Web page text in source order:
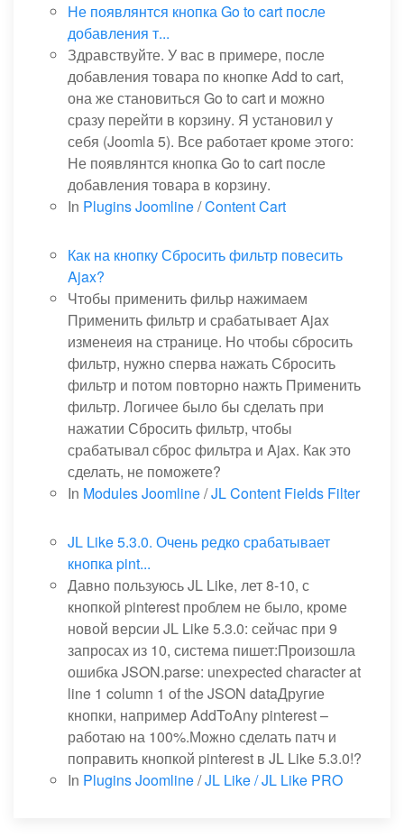
Не появлянтся кнопка Go to cart после
добавления т...
Здравствуйте. У вас в примере, после
добавления товара по кнопке Add to cart,
она же становиться Go to cart и можно
сразу перейти в корзину. Я установил у
себя (Joomla 5). Все работает кроме этого:
Не появлянтся кнопка Go to cart после
добавления товара в корзину.
In Plugins Joomline/Content Cart
Как на кнопку Сбросить фильтр повесить
Ajax?
Чтобы применить фильр нажимаем
Применить фильтр и срабатывает Ajax
изменеия на странице. Но чтобы сбросить
фильтр, нужно сперва нажать Сбросить
фильтр и потом повторно нажть Применить
фильтр. Логичее было бы сделать при
нажатии Сбросить фильтр, чтобы
срабатывал сброс фильтра и Ajax. Как это
сделать, не поможете?
In Modules Joomline/JL Content Fields Filter
JL Like 5.3.0. Очень редко срабатывает
кнопка pint...
Давно пользуюсь JL Like, лет 8-10, с
кнопкой pinterest проблем не было, кроме
новой версии JL Like 5.3.0: сейчас при 9
запросах из 10, система пишет:Произошла
ошибка JSON.parse: unexpected character at
line 1 column 1 of the JSON dataДругие
кнопки, например AddToAny pinterest –
работаю на 100%.Можно сделать патч и
поправить кнопкой pinterest в JL Like 5.3.0!?
In Plugins Joomline/JL Like / JL Like PRO